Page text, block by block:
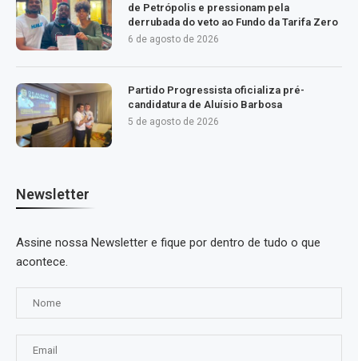
de Petrópolis e pressionam pela
derrubada do veto ao Fundo da Tarifa Zero
6 de agosto de 2026
Partido Progressista oficializa pré-
candidatura de Aluísio Barbosa
5 de agosto de 2026
Newsletter
Assine nossa Newsletter e fique por dentro de tudo o que
acontece.